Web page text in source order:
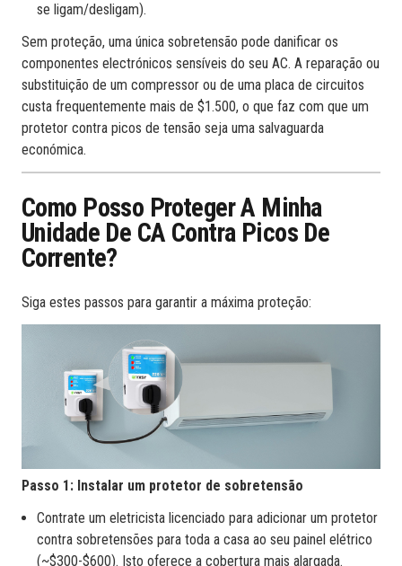
se ligam/desligam).
Sem proteção, uma única sobretensão pode danificar os
componentes electrónicos sensíveis do seu AC. A reparação ou
substituição de um compressor ou de uma placa de circuitos
custa frequentemente mais de $1.500, o que faz com que um
protetor contra picos de tensão seja uma salvaguarda
económica.
Como Posso Proteger A Minha
Unidade De CA Contra Picos De
Corrente?
Siga estes passos para garantir a máxima proteção:
Passo 1: Instalar um protetor de sobretensão
Contrate um eletricista licenciado para adicionar um protetor
contra sobretensões para toda a casa ao seu painel elétrico
(~$300-$600). Isto oferece a cobertura mais alargada.